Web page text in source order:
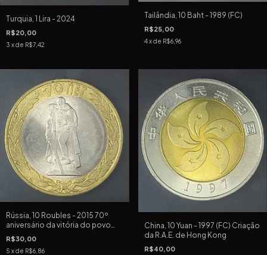
Turquia, 1 Lira - 2024
R$20,00
3 x de R$7,42
Tailândia, 10 Baht - 1989 (FC)
R$25,00
4 x de R$6,96
Rússia, 10 Roubles - 2015 70º
aniversário da vitória do povo
soviético na Grande Guerra
Patriótica de 1941-1945
R$30,00
5 x de R$6,86
China, 10 Yuan - 1997 (FC) Criação
da R.A.E. de Hong Kong
R$40,00